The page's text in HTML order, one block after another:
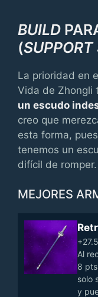
BUILD
(SUPPORT
La prioridad en
Vida de Zhongli
un escudo
creo que
esta forma,
tenemos un
difícil de romper.
MEJORES
Al
8
solo
y